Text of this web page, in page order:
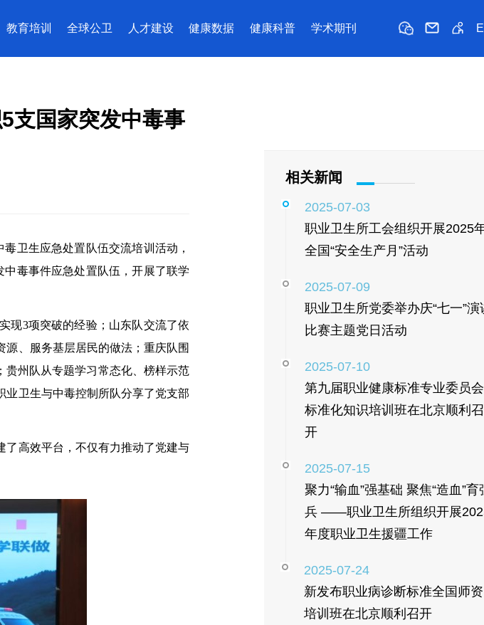
教育培训 全球公卫 人才建设 健康数据 健康科普 学术期刊
支国家突发中毒事
毒卫生应急处置队伍交流培训 活动，
中毒事件应急处置队伍 ，开展了联学
现3项突破的经验； 山东队交流了依
、服务基层居民的做法； 重庆队围
贵州队从专题学习常态化、榜样示范
业卫生与中毒控制所队分享了党支部
了高效平台，不仅有力推动了党建与
相关新闻
2025-07-03
职业卫生所工会组织开展2025
全国“安全生产月”活动
2025-07-09
职业卫生所党委举办庆“七一”演
比赛主题党日活动
2025-07-10
第九届职业健康标准专业委员会
标准化知识培训班在北京顺利召
开
2025-07-15
聚力“输血”强基础 聚焦“造血”育
兵 ——职业卫生所组织开展
年度职业卫生援疆工作
2025-07-24
新发布职业病诊断标准全国师资
培训班在北京顺利召开